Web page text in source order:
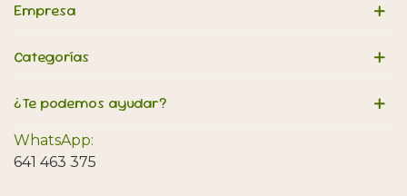
Empresa
Categorías
¿Te podemos ayudar?
WhatsApp:
641 463 375